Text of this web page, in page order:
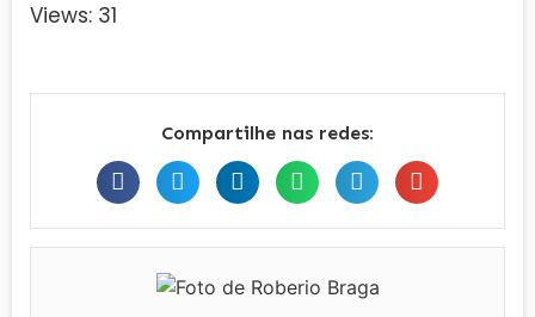
Views: 31
Compartilhe nas redes: